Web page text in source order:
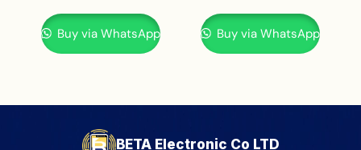
Buy via WhatsApp Buy via WhatsApp
BETA Electronic Co LTD